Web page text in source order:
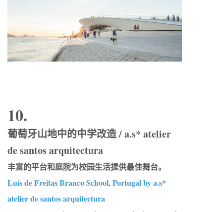
10.
葡萄牙山地中的中学改造 / a.s* atelier
de santos arquitectura
丰富的平台和庭院为校园生活提供最佳舞台。
Luís de Freitas Branco School, Portugal by a.s*
atelier de santos arquitectura